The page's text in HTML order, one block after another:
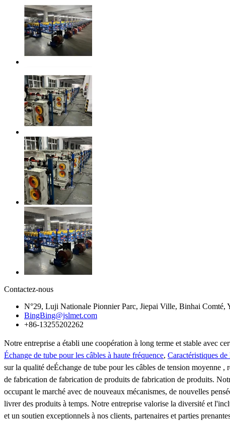
Contactez-nous
N°29, Luji Nationale Pionnier Parc, Jiepai Ville, Binhai Comté,
BingBing@jslmet.com
+86-13255202262
Notre entreprise a établi une coopération à long terme et stable avec
Échange de tube pour les câbles à haute fréquence, Caractéristiques
sur la qualité deÉchange de tube pour les câbles de tension moyenne
de fabrication de fabrication de produits de fabrication de produits.
occupant le marché avec de nouveaux mécanismes, de nouvelles
livrer des produits à temps. Notre entreprise valorise la diversité et
et un soutien exceptionnels à nos clients, partenaires et parties